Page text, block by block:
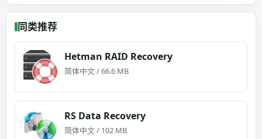
同类推荐
Hetman RAID Recovery
简体中文 / 66.6 MB
RS Data Recovery
简体中文 / 102 MB